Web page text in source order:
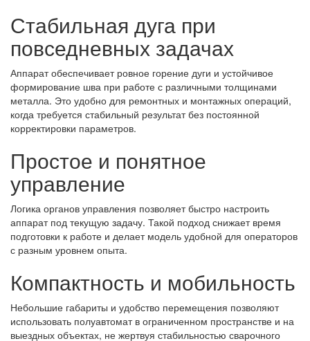
Стабильная дуга при
повседневных задачах
Аппарат обеспечивает ровное горение дуги и устойчивое
формирование шва при работе с различными толщинами
металла. Это удобно для ремонтных и монтажных операций,
когда требуется стабильный результат без постоянной
корректировки параметров.
Простое и понятное
управление
Логика органов управления позволяет быстро настроить
аппарат под текущую задачу. Такой подход снижает время
подготовки к работе и делает модель удобной для операторов
с разным уровнем опыта.
Компактность и мобильность
Небольшие габариты и удобство перемещения позволяют
использовать полуавтомат в ограниченном пространстве и на
выездных объектах, не жертвуя стабильностью сварочного